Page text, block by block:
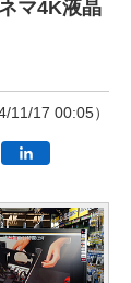
マ4K液晶
11/17 00:05）